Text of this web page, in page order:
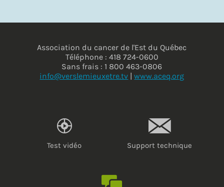
Association du cancer de l'Est du Québec
Téléphone : 418 724-0600
Sans frais : 1 800 463-0806
info@verslemieuxetre.tv |www.aceq.org
Test vidéo Support technique